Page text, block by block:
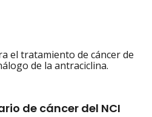
el tratamiento de cáncer de
de la antraciclina.
de cáncer del NCI